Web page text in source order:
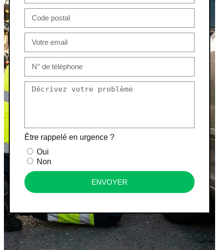
Être rappelé en urgence ?
Oui
Non
ENVOYER